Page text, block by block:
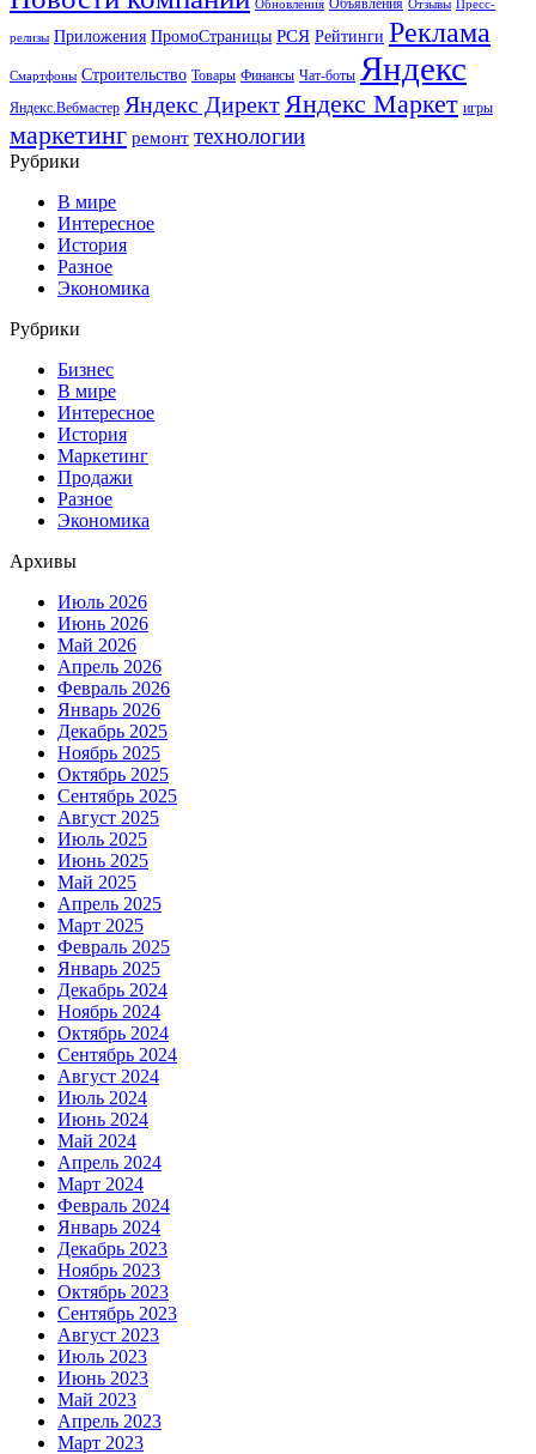
Обновления Объявления Отзывы Пресс-
релизы Приложения ПромоСтраницы РСЯ Рейтинги Реклама
Смартфоны Строительство Товары Финансы Чат-боты Яндекс
Яндекс.Вебмастер Яндекс Директ Яндекс Маркет игры
маркетинг ремонт технологии
Рубрики
В мире
Интересное
История
Разное
Экономика
Рубрики
Бизнес
В мире
Интересное
История
Маркетинг
Продажи
Разное
Экономика
Архивы
Июль 2026
Июнь 2026
Май 2026
Апрель 2026
Февраль 2026
Январь 2026
Декабрь 2025
Ноябрь 2025
Октябрь 2025
Сентябрь 2025
Август 2025
Июль 2025
Июнь 2025
Май 2025
Апрель 2025
Март 2025
Февраль 2025
Январь 2025
Декабрь 2024
Ноябрь 2024
Октябрь 2024
Сентябрь 2024
Август 2024
Июль 2024
Июнь 2024
Май 2024
Апрель 2024
Март 2024
Февраль 2024
Январь 2024
Декабрь 2023
Ноябрь 2023
Октябрь 2023
Сентябрь 2023
Август 2023
Июль 2023
Июнь 2023
Май 2023
Апрель 2023
Март 2023